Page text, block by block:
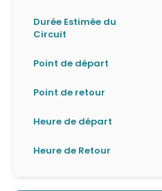
Durée Estimée du
Circuit
Point de départ
Point de retour
Heure de départ
Heure de Retour